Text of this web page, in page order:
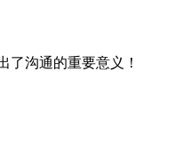
沟通的重要意义！